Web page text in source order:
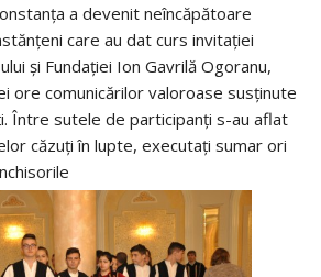
a devenit neîncăpătoare
care au dat curs invitaţiei
şi Fundaţiei Ion Gavrilă Ogoranu,
ore comunicărilor valoroase susţinute
Între sutele de participanţi s-au aflat
căzuţi în lupte, executaţi sumar ori